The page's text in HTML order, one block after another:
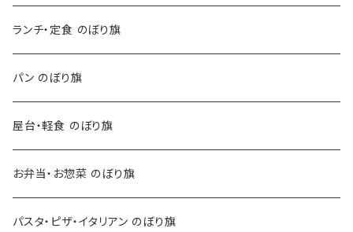
ランチ・定食 のぼり旗
パン のぼり旗
屋台・軽食 のぼり旗
お弁当・お惣菜 のぼり旗
パスタ・ピザ・イタリアン のぼり旗